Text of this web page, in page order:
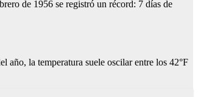
de 1956 se registró un récord: 7 días de
año, la temperatura suele oscilar entre los 42°F